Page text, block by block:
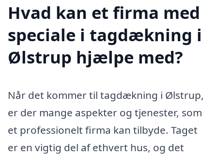
Hvad kan et firma med
speciale i tagdækning i
Ølstrup hjælpe med?
Når det kommer til tagdækning i Ølstrup,
er der mange aspekter og tjenester, som
et professionelt firma kan tilbyde. Taget
er en vigtig del af ethvert hus, og det